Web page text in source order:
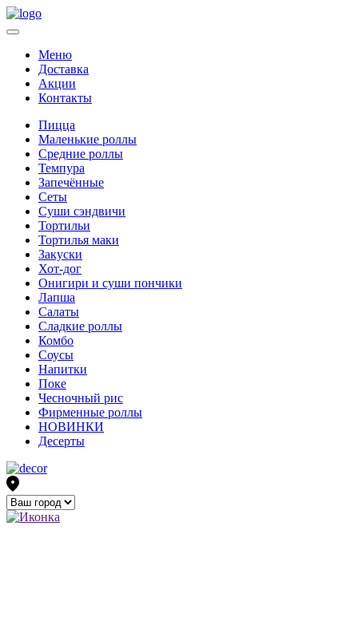
Меню
Доставка
Акции
Контакты
Пицца
Маленькие роллы
Средние роллы
Темпура
Запечённые
Сеты
Суши сэндвичи
Тортильи
Тортилья маки
Закуски
Хот-дог
Онигири и суши пончики
Лапша
Салаты
Сладкие роллы
Комбо
Соусы
Напитки
Поке
Чесночный рис
Фирменные роллы
НОВИНКИ
Десерты